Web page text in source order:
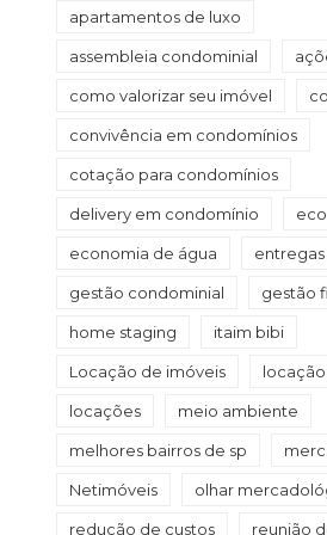
apartamentos de luxo
assembleia condominial
como valorizar seu imóvel
convivência em condomínios
cotação para condomínios
delivery em condomínio
economia de água
gestão condominial gestão
home staging itaim bibi
Locação de imóveis
locações meio ambiente
melhores bairros de sp
Netimóveis olhar
redução de custos reunião